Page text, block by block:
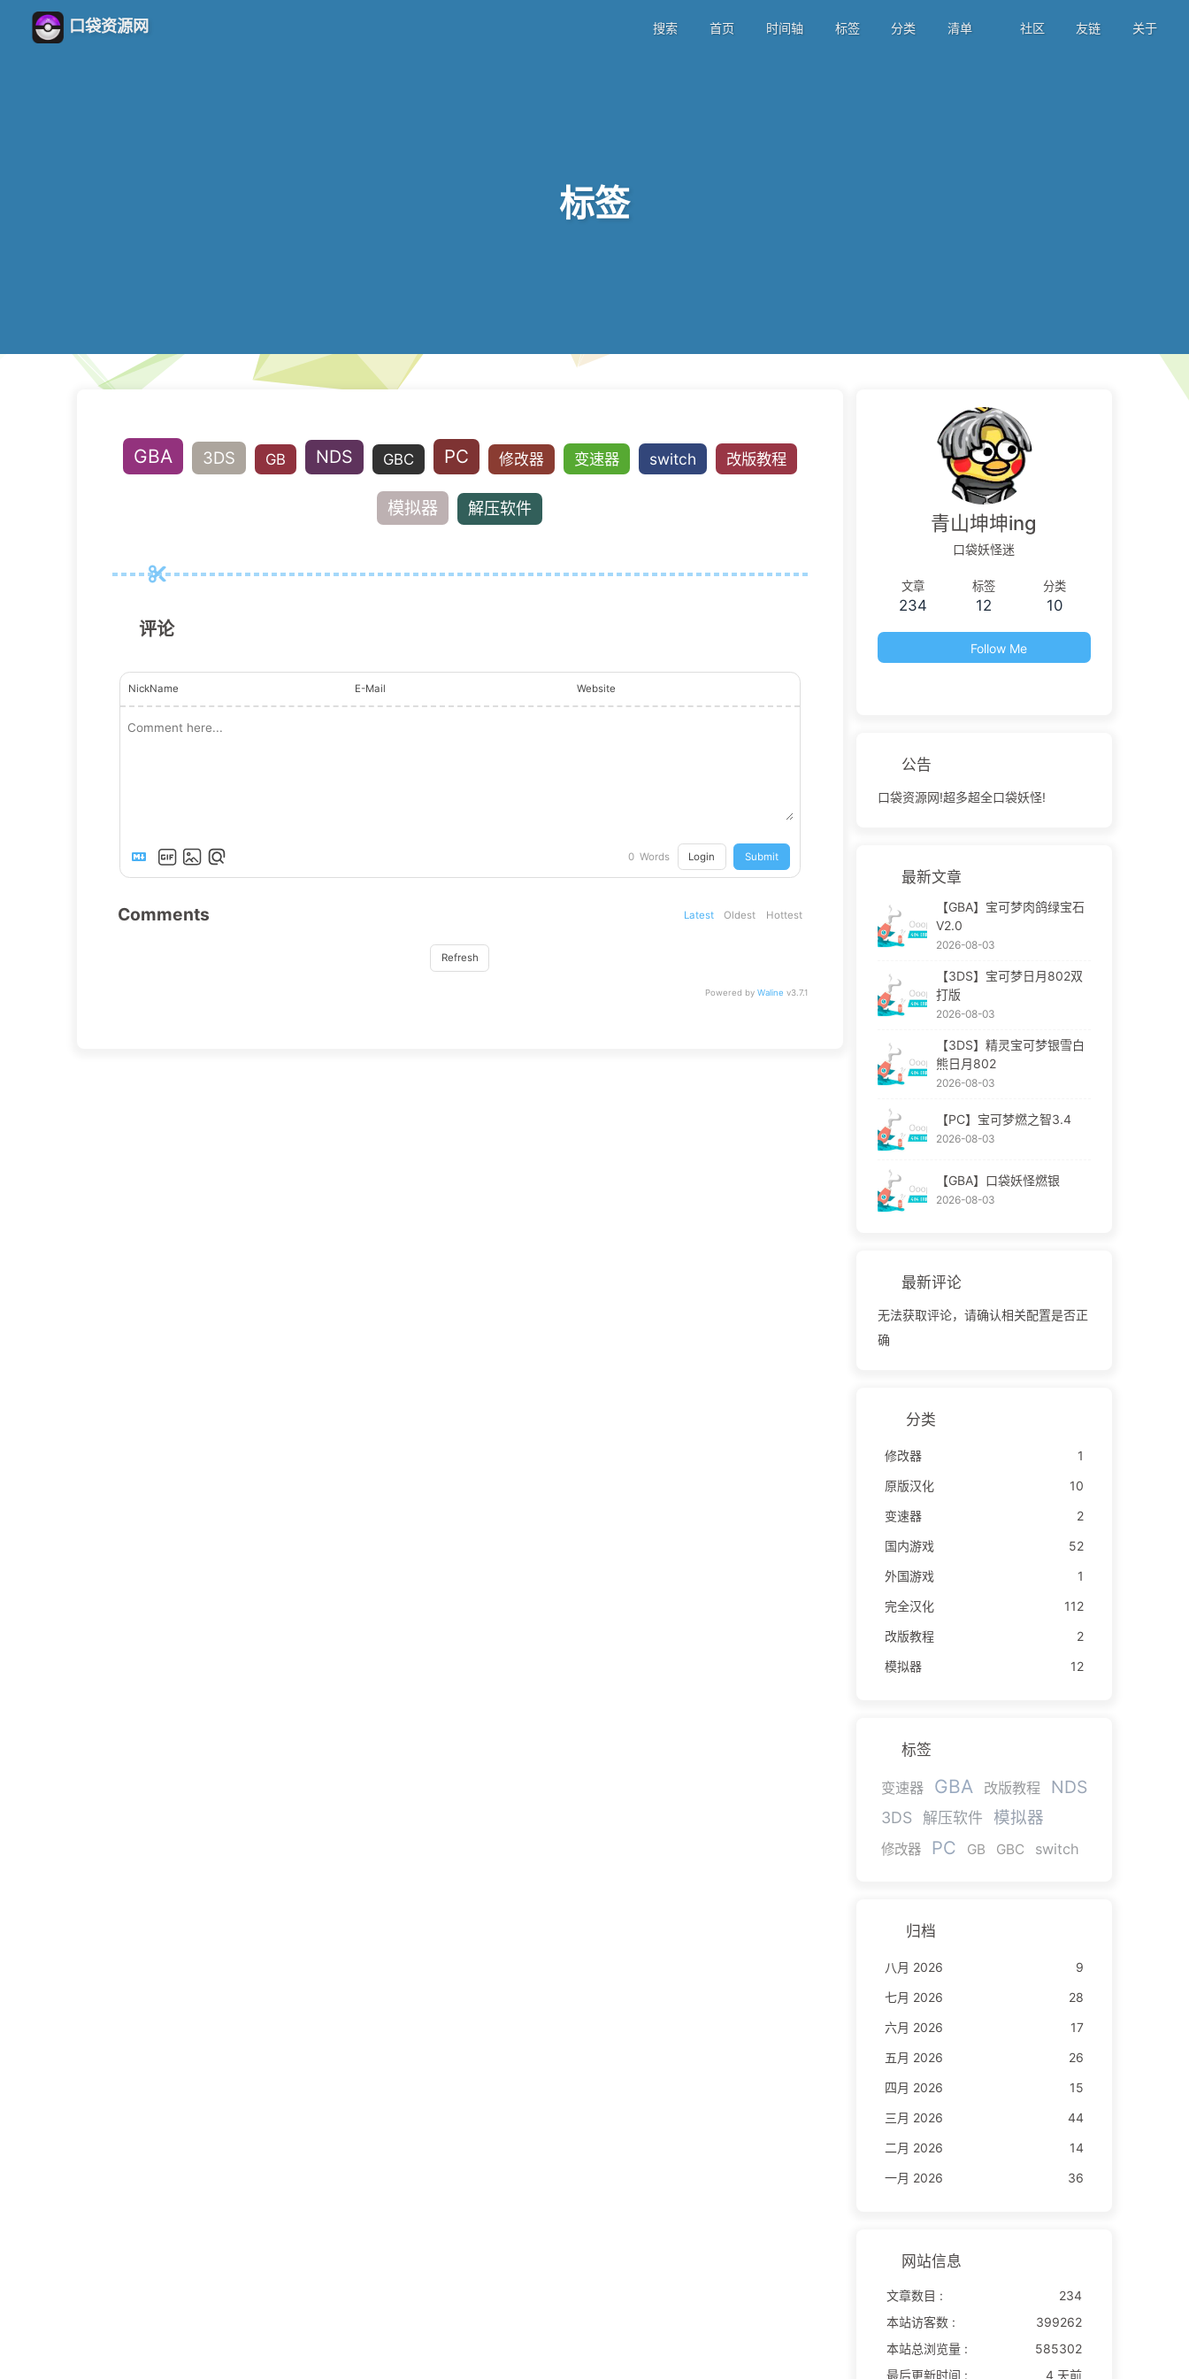
口袋资源网 搜索 首页 时间轴 标签 分类 清单 社区 友链 关于
标签
GBA 3DS GB NDS GBC PC 修改器 变速器 switch 改版教程
模拟器 解压软件
评论
NickName E-Mail Website
0 Words Login Submit
Comments Latest Oldest Hottest
Refresh
Powered by Waline v3.7.1
青山坤坤ing
口袋妖怪迷
文章
234
标签
12
分类
10
Follow Me
公告
口袋资源网!超多超全口袋妖怪!
最新文章
【GBA】宝可梦肉鸽绿宝石
V2.0
2026-08-03
【3DS】宝可梦日月802双
打版
2026-08-03
【3DS】精灵宝可梦银雪白
熊日月802
2026-08-03
【PC】宝可梦燃之智3.4
2026-08-03
【GBA】口袋妖怪燃银
2026-08-03
最新评论
无法获取评论，请确认相关配置是否正
确
分类
修改器
1
原版汉化
10
变速器
2
国内游戏
52
外国游戏
1
完全汉化
112
改版教程
2
模拟器
12
标签
变速器 GBA 改版教程 NDS
3DS 解压软件 模拟器
修改器 PC GB GBC switch
归档
八月 2026
9
七月 2026
28
六月 2026
17
五月 2026
26
四月 2026
15
三月 2026
44
二月 2026
14
一月 2026
36
网站信息
文章数目 :
234
本站访客数 :
399262
本站总浏览量 :
585302
最后更新时间 :
4 天前